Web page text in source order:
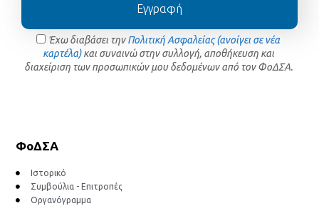
Έχω διαβάσει τηνΠολιτική Ασφαλείας (ανοίγει σε νέα
καρτέλα)και συναινώ στην συλλογή, αποθήκευση και
διαχείριση των προσωπικών μου δεδομένων από τον ΦοΔΣΑ.
Εγγραφή
ΦοΔΣΑ
Ιστορικό
Συμβούλια - Επιτροπές
Οργανόγραμμα